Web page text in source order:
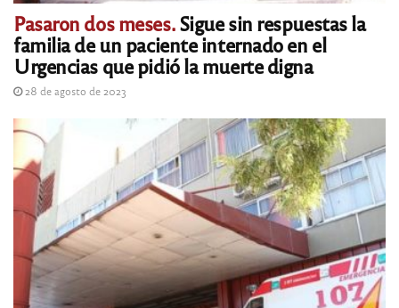
Pasaron dos meses.Sigue sin respuestas la
familia de un paciente internado en el
Urgencias que pidió la muerte digna
28 de agosto de 2023